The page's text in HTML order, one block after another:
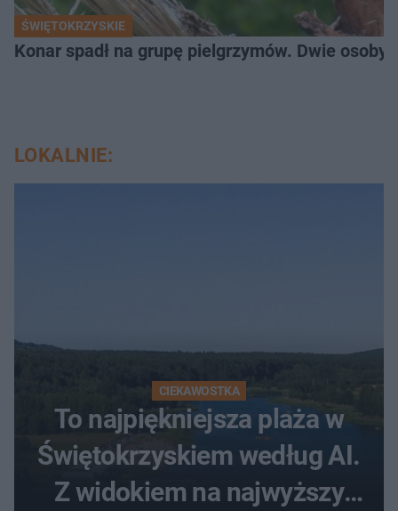
ŚWIĘTOKRZYSKIE
Konar spadł na grupę pielgrzymów. Dwie osoby
LOKALNIE:
CIEKAWOSTKA
To najpiękniejsza plaża w
Świętokrzyskiem według AI.
Z widokiem na najwyższy